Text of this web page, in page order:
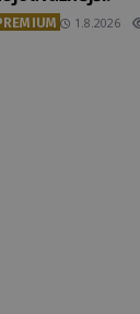
1.8.2026